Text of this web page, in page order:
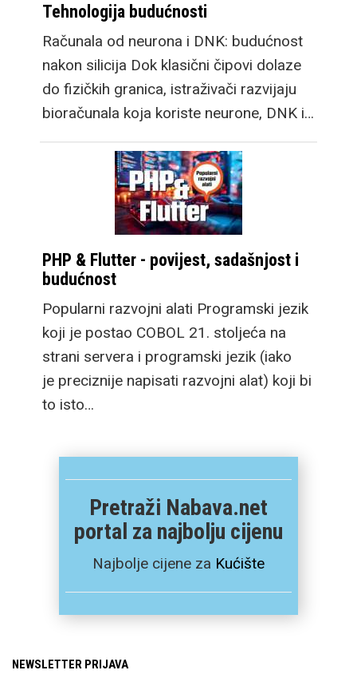
Tehnologija budućnosti
Računala od neurona i DNK: budućnost
nakon silicija Dok klasični čipovi dolaze
do fizičkih granica, istraživači razvijaju
bioračunala koja koriste neurone, DNK i…
PHP & Flutter - povijest, sadašnjost i
budućnost
Popularni razvojni alati Programski jezik
koji je postao COBOL 21. stoljeća na
strani servera i programski jezik (iako
je preciznije napisati razvojni alat) koji bi
to isto…
Pretraži Nabava.net
portal za najbolju cijenu
Najbolje cijene za Kućište
NEWSLETTER PRIJAVA